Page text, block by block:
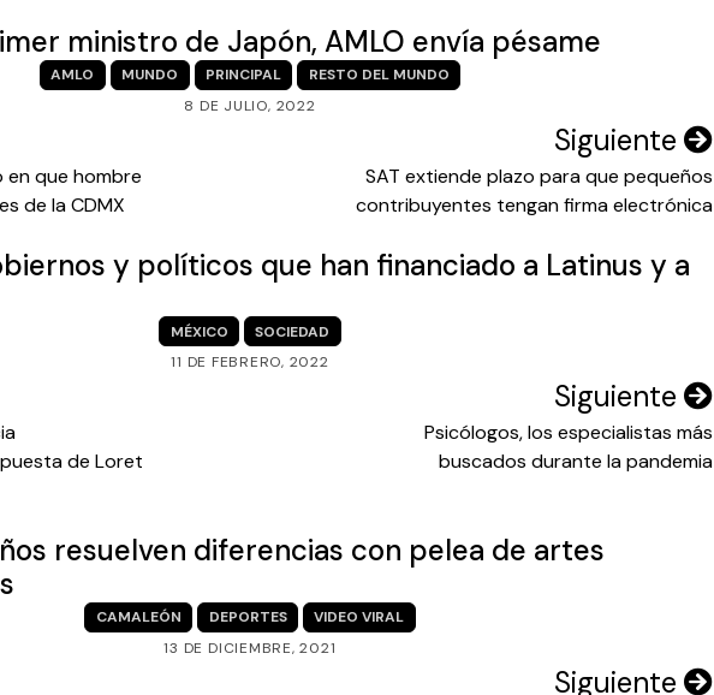
ministro de Japón, AMLO envía pésame
AMLO MUNDO PRINCIPAL
RESTO DEL MUNDO
8 DE JULIO, 2022
en que hombre
de la CDMX
Siguiente
SAT extiende plazo para que pequeños
contribuyentes tengan firma electrónica
y políticos que han financiado a Latinus y a
MÉXICO
SOCIEDAD
11 DE FEBRERO, 2022
de Loret
Siguiente
Psicólogos, los especialistas más
buscados durante la pandemia
resuelven diferencias con pelea de artes
CAMALEÓN DEPORTES
VIDEO VIRAL
13 DE DICIEMBRE, 2021
Siguiente